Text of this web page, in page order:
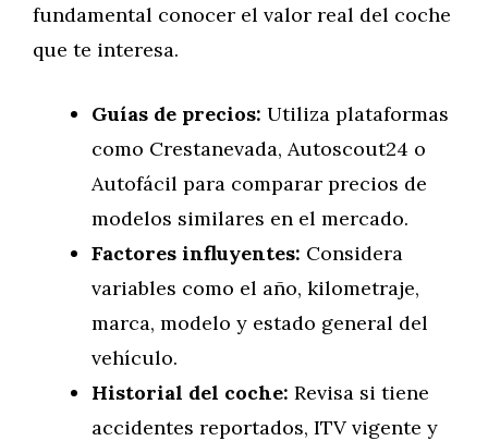
fundamental conocer el valor real del coche
que te interesa.
Guías de precios: Utiliza plataformas
como Crestanevada, Autoscout24 o
Autofácil para comparar precios de
modelos similares en el mercado.
Factores influyentes: Considera
variables como el año, kilometraje,
marca, modelo y estado general del
vehículo.
Historial del coche: Revisa si tiene
accidentes reportados, ITV vigente y